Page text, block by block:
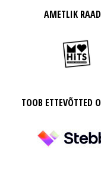
AMETLIK
TOOB ETTEVÕTTED